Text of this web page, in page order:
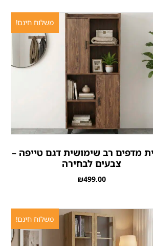
משלוח חינם!
מדפים רב שימושית דגם טייפה –
צבעים לבחירה
₪499.00
משלוח חינם!